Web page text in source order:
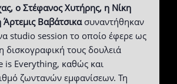
ο Στέφανος Χυτήρης, η Νίκη
Βαβάτσικασυναντήθηκαν
studio session το οποίο έφερε ως
δισκογραφική τους δουλειά
is Everything, καθώς και
ζωντανών εμφανίσεων. Τη